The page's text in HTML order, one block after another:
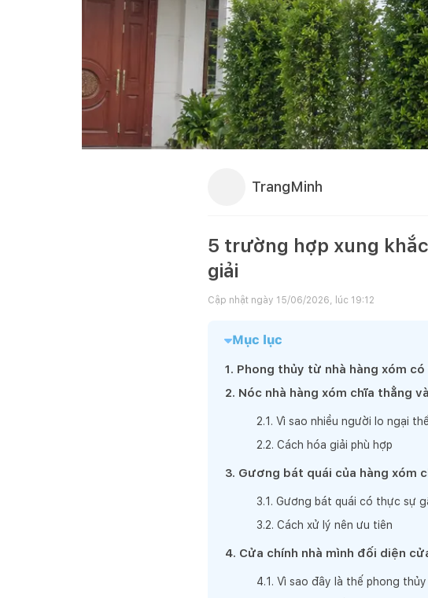
TrangMinh
5 trường hợp xung
giải
Cập nhật ngày 15/06/2026, lúc 19:12
Mục lục
1. Phong thủy từ nhà hàng xóm
2. Nóc nhà hàng xóm chĩa thẳng
2.1 . Vì sao nhiều người lo ngại
2.2. Cách hóa giải phù hợp
3. Gương bát quái của hàng xóm
3.1 . Gương bát quái có thực sự
3.2. Cách xử lý nên ưu tiên
4. Cửa chính nhà mình đối diện
4.1 . Vì sao đây là thế phong